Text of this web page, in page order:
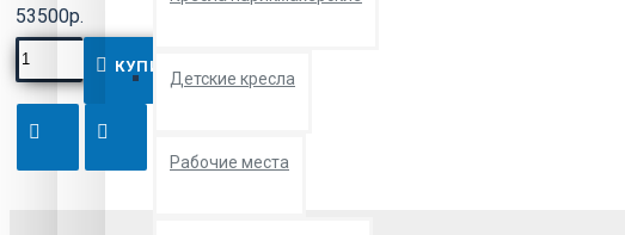
Детские кресла
Рабочие места
53500р.
КУПИТЬ